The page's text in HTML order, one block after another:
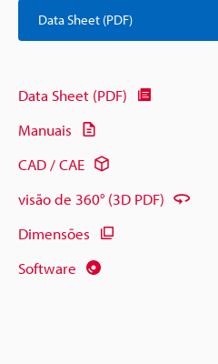
Data Sheet (PDF)
Data Sheet (PDF)
Manuais
CAD / CAE
visão de 360° (3D PDF)
Dimensões
Software